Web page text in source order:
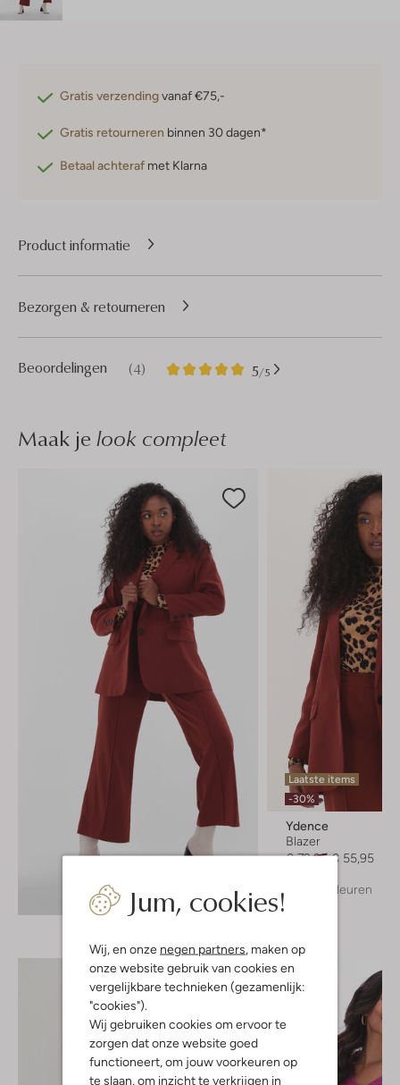
Jum, cookies!
Wij, en onze negen partners , maken op
onze website gebruik van cookies en
vergelijkbare technieken (gezamenlijk:
"cookies").
Wij gebruiken cookies om ervoor te
zorgen dat onze website goed
functioneert, om jouw voorkeuren op
te slaan, om inzicht te verkrijgen in
Gratis verzendingvanaf €75,-
Gratis retourneren binnen 30 dagen*
Betaal achteraf met Klarna
Product informatie
Beoordelingen (4) 5/5
4
5
Bezorgen & retourneren
Maak je look compleet
Ontdek de look
Laatste items
-30%
Ydence
Blazer
€ 79,95 € 55,95
+ meer kleuren